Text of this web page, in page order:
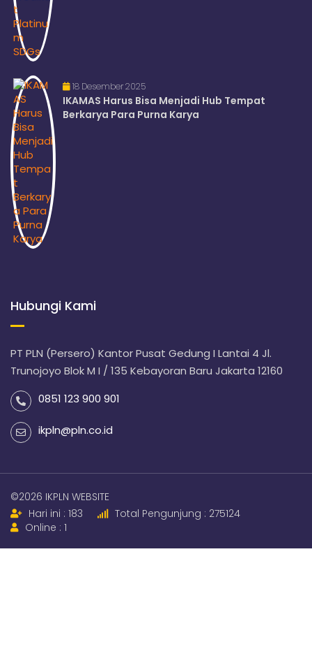
18 Desember 2025
IKAMAS Harus Bisa Menjadi Hub Tempat
Berkarya Para Purna Karya
Hubungi Kami
PT PLN (Persero) Kantor Pusat Gedung I Lantai 4 Jl.
Trunojoyo Blok M I / 135 Kebayoran Baru Jakarta 12160
0851 123 900 901
ikpln@pln.co.id
©2026 IKPLN WEBSITE
Hari ini : 183
Total Pengunjung : 275124
Online : 1